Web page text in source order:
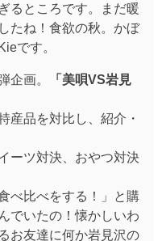
るところです。まだ暖
たね！食欲の秋。かぼ
です。
企画。
「美唄VS岩見
産品を対比し、紹介・
ーツ対決、おやつ対決
べ比べをする！」と購
でいたの！懐かしいわ
お友達に何か岩見沢の